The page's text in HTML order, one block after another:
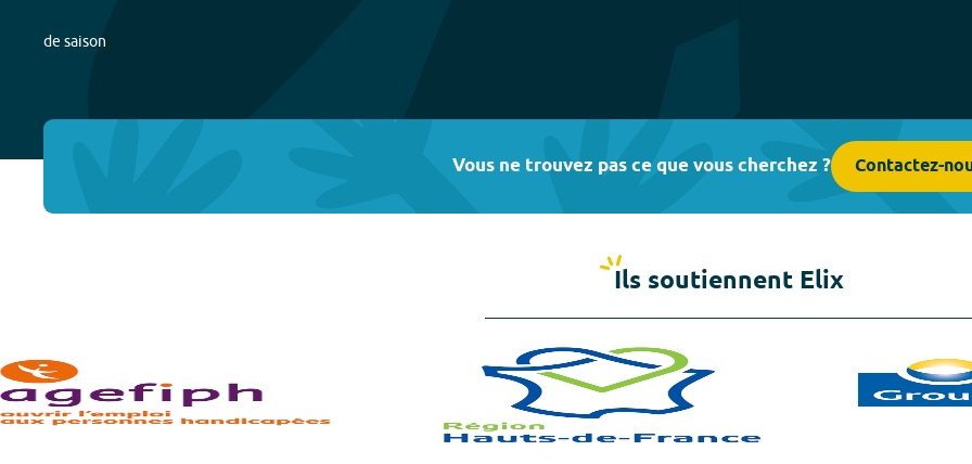
de saison
Vous ne trouvez pas ce que vous cherchez ? Contactez-
Ils soutiennent Elix